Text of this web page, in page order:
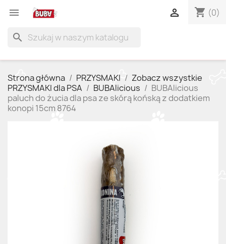
 shopping_cart (0)

search
Strona główna PRZYSMAKI
Zobacz wszystkie
PRZYSMAKI dla PSA
BUBAlicious
BUBAlicious
paluch do żucia dla psa ze skórą końską z dodatkiem
konopi 15cm 8764